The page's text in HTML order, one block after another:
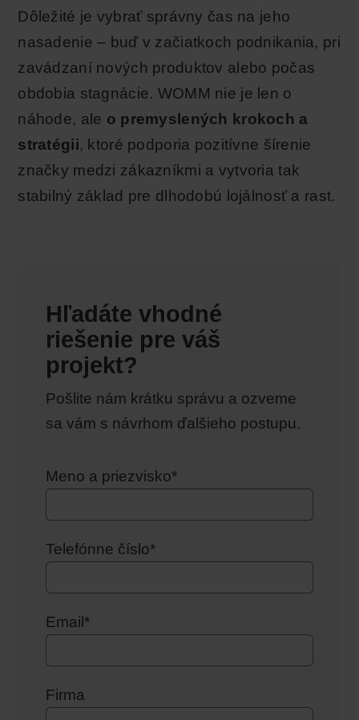
Dôležité je vybrať správny čas na jeho
nasadenie – buď v začiatkoch podnikania, pri
zavádzaní nových produktov alebo počas
obdobia stagnácie. WOMM nie je len o
náhode, ale o premyslených krokoch a
stratégii, ktoré podporia pozitívne šírenie
značky medzi zákazníkmi a vytvoria tak
stabilný základ pre dlhodobú lojálnosť a rast.
Hľadáte vhodné
riešenie pre váš
projekt?
Pošlite nám krátku správu a ozveme
sa vám s návrhom ďalšieho postupu.
Meno a priezvisko*
Telefónne číslo*
Email*
Firma